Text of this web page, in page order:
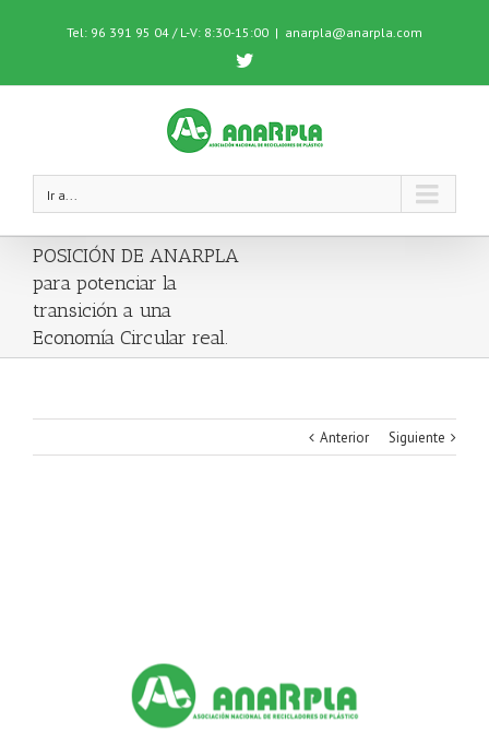
Tel: 96 391 95 04 / L-V: 8:30-15:00 | anarpla@anarpla.com
Twitter
Ir a...
POSICIÓN DE ANARPLA
para potenciar la
transición a una
Economía Circular real.
Anterior Siguiente